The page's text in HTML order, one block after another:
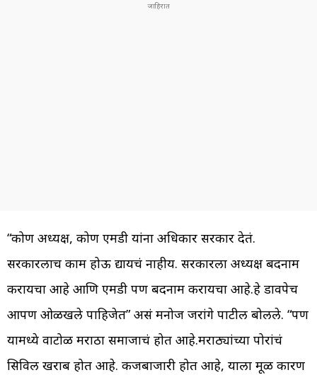
“कोण अध्यक्ष, कोण एमडी यांना अधिकार सरकार देतं.
सरकारलाच काम होऊ द्यायचं नाहीय. सरकारला अध्यक्ष बदनाम
करायचा आहे आणि एमडी पण बदनाम करायचा आहे.हे डावपेच
आपण ओळखले पाहिजेत” असं मनोज जरांगे पाटील बोलले. “पण
यामध्ये वाटोळ मराठा समाजाचं होत आहे.मराठ्यांच्या पोरांचं
सिविल खराब होत आहे. कर्जबाजारी होत आहे, याला मूळ कारण